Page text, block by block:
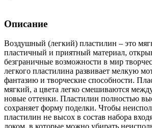
Описание
Воздушный (легкий) пластилин – это
пластичный и приятный материал,
безграничные возможности в мир
легкого пластилина развивает мелкую
фантазию и творческие способности.
мягкий, а цвета легко смешиваются
новые оттенки. Пластилин полностью
сохраняет форму поделки. Чтобы
пластилин не высох в состав набора